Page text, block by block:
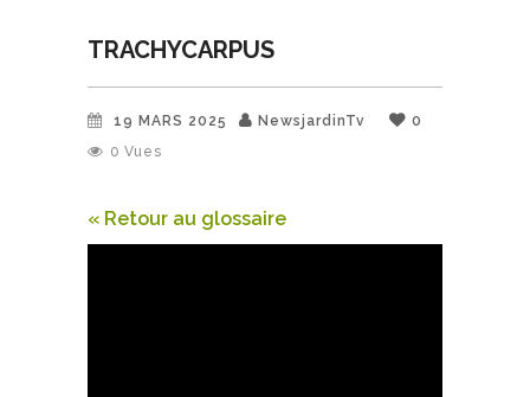
TRACHYCARPUS
19 MARS 2025 NewsjardinTv
0
0 Vues
« Retour au glossaire